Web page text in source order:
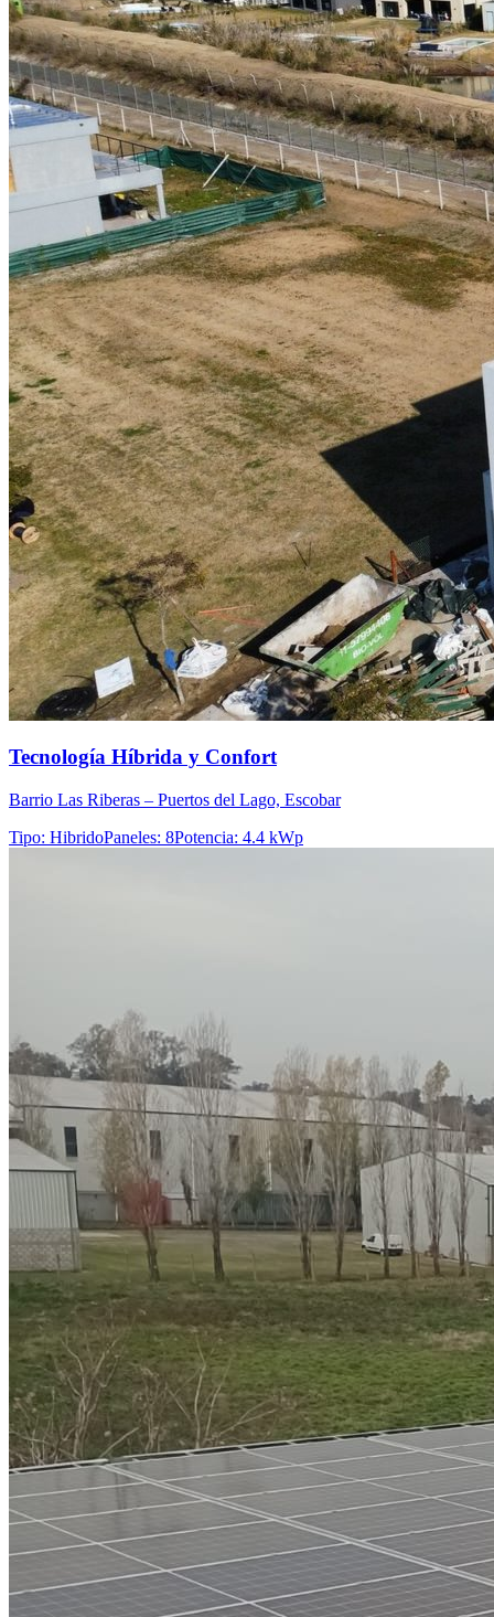
Tecnología Híbrida y Confort
Barrio Las Riberas – Puertos del Lago, Escobar
Tipo: HibridoPaneles: 8Potencia: 4.4 kWp